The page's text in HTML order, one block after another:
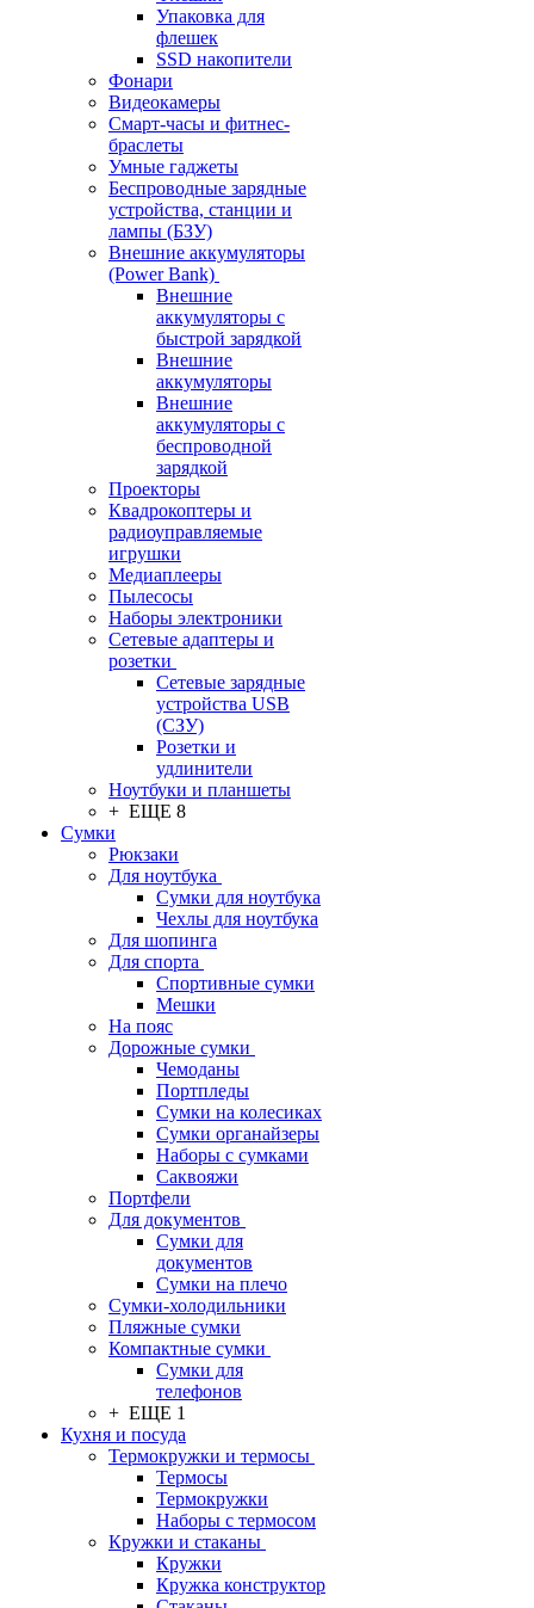
Упаковка для
флешек
SSD накопители
Фонари
Видеокамеры
Смарт-часы и фитнес-
браслеты
Умные гаджеты
Беспроводные зарядные
устройства, станции и
лампы (БЗУ)
Внешние аккумуляторы
(Power Bank)
Внешние
аккумуляторы с
быстрой зарядкой
Внешние
аккумуляторы
Внешние
аккумуляторы с
беспроводной
зарядкой
Проекторы
Квадрокоптеры и
радиоуправляемые
игрушки
Медиаплееры
Пылесосы
Наборы электроники
Сетевые адаптеры и
розетки
Сетевые зарядные
устройства USB
(СЗУ)
Розетки и
удлинители
Ноутбуки и планшеты
+ ЕЩЕ 8
Сумки
Рюкзаки
Для ноутбука
Сумки для ноутбука
Чехлы для ноутбука
Для шопинга
Для спорта
Спортивные сумки
Мешки
На пояс
Дорожные сумки
Чемоданы
Портпледы
Сумки на колесиках
Сумки органайзеры
Наборы с сумками
Саквояжи
Портфели
Для документов
Сумки для
документов
Сумки на плечо
Сумки-холодильники
Пляжные сумки
Компактные сумки
Сумки для
телефонов
+ ЕЩЕ 1
Кухня и посуда
Термокружки и термосы
Термосы
Термокружки
Наборы с термосом
Кружки и стаканы
Кружки
Кружка конструктор